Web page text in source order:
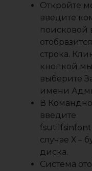
Откройте
введите
поисковой
строка.
кнопкой
выберите
имени
В
введите
случае Х –
диска.
Система